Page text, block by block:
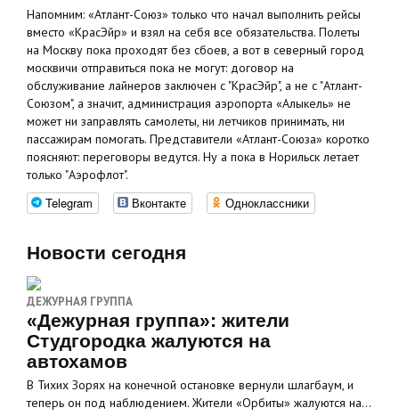
Напомним: «Атлант-Союз» только что начал выполнить рейсы
вместо «КрасЭйр» и взял на себя все обязательства. Полеты
на Москву пока проходят без сбоев, а вот в северный город
москвичи отправиться пока не могут: договор на
обслуживание лайнеров заключен с "КрасЭйр", а не с "Атлант-
Союзом", а значит, администрация аэропорта «Алыкель» не
может ни заправлять самолеты, ни летчиков принимать, ни
пассажирам помогать. Представители «Атлант-Союза» коротко
поясняют: переговоры ведутся. Ну а пока в Норильск летает
только "Аэрофлот".
Telegram Вконтакте Одноклассники
Новости сегодня
ДЕЖУРНАЯ ГРУППА
«Дежурная группа»: жители
Студгородка жалуются на
автохамов
В Тихих Зорях на конечной остановке вернули шлагбаум, и
теперь он под наблюдением. Жители «Орбиты» жалуются на…